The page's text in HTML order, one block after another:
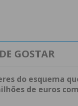
a
newsletter por e-
GOSTAR
do esquema
de euros